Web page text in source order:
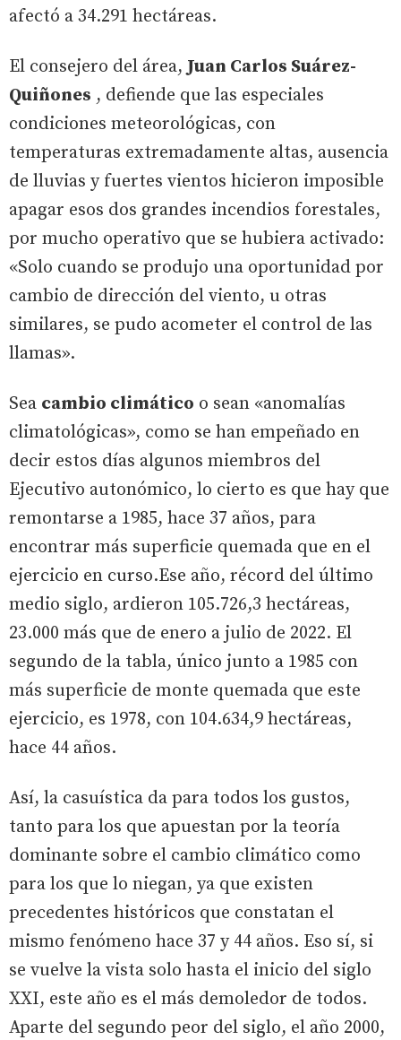
afectó a 34.291 hectáreas.
El consejero del área, Juan Carlos Suárez-
Quiñones , defiende que las especiales
condiciones meteorológicas, con
temperaturas extremadamente altas, ausencia
de lluvias y fuertes vientos hicieron imposible
apagar esos dos grandes incendios forestales,
por mucho operativo que se hubiera activado:
«Solo cuando se produjo una oportunidad por
cambio de dirección del viento, u otras
similares, se pudo acometer el control de las
llamas».
Sea cambio climático o sean «anomalías
climatológicas», como se han empeñado en
decir estos días algunos miembros del
Ejecutivo autonómico, lo cierto es que hay que
remontarse a 1985, hace 37 años, para
encontrar más superficie quemada que en el
ejercicio en curso.Ese año, récord del último
medio siglo, ardieron 105.726,3 hectáreas,
23.000 más que de enero a julio de 2022. El
segundo de la tabla, único junto a 1985 con
más superficie de monte quemada que este
ejercicio, es 1978, con 104.634,9 hectáreas,
hace 44 años.
Así, la casuística da para todos los gustos,
tanto para los que apuestan por la teoría
dominante sobre el cambio climático como
para los que lo niegan, ya que existen
precedentes históricos que constatan el
mismo fenómeno hace 37 y 44 años. Eso sí, si
se vuelve la vista solo hasta el inicio del siglo
XXI, este año es el más demoledor de todos.
Aparte del segundo peor del siglo, el año 2000,